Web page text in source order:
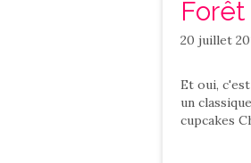
20 juillet
Et oui,
un
cupcakes